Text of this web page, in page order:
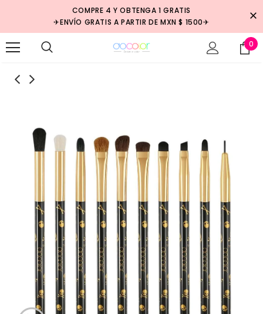
COMPRE 4 Y OBTENGA 1 GRATIS
✈ENVÍO GRATIS A PARTIR DE MXN $ 1500✈
0